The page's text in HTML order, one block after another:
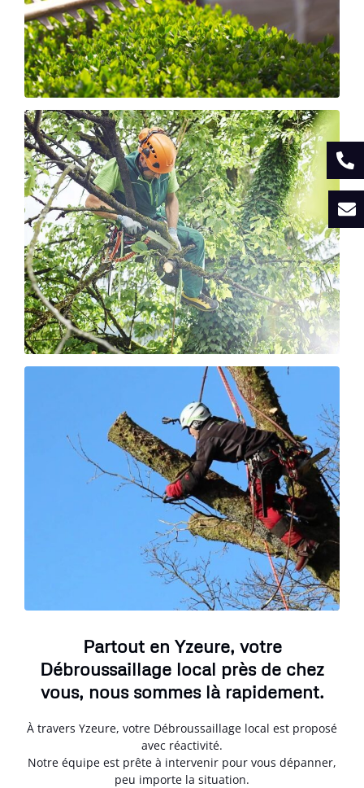
Partout en Yzeure, votre
Débroussaillage local près de chez
vous, nous sommes là rapidement.
À travers Yzeure, votre Débroussaillage local est proposé
avec réactivité.
Notre équipe est prête à intervenir pour vous dépanner,
peu importe la situation.